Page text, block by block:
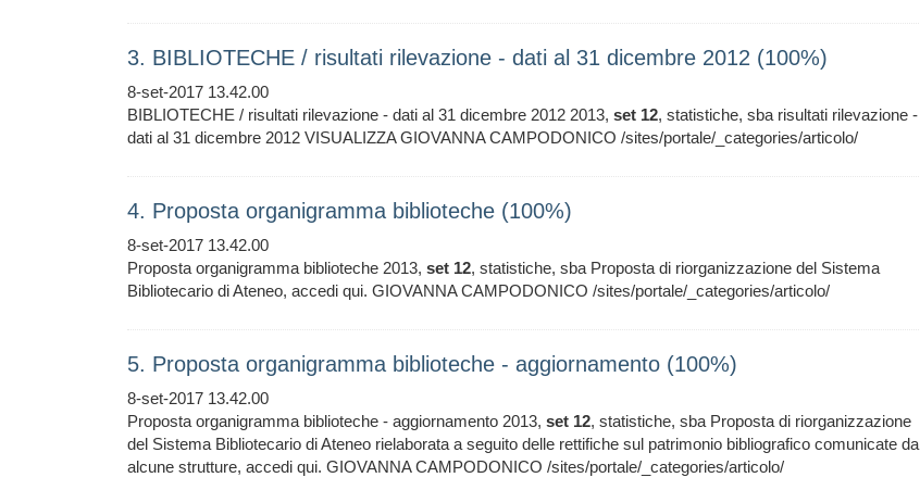
3. BIBLIOTECHE / risultati rilevazione - dati al 31 dicembre 2012 (100%)
8-set-2017 13.42.00
BIBLIOTECHE / risultati rilevazione - dati al 31 dicembre 2012 2013, set 12, statistiche, sba risultati rilevazione -
dati al 31 dicembre 2012 VISUALIZZA GIOVANNA CAMPODONICO /sites/portale/_categories/articolo/
4. Proposta organigramma biblioteche (100%)
8-set-2017 13.42.00
Proposta organigramma biblioteche 2013, set 12, statistiche, sba Proposta di riorganizzazione del Sistema
Bibliotecario di Ateneo, accedi qui. GIOVANNA CAMPODONICO /sites/portale/_categories/articolo/
5. Proposta organigramma biblioteche - aggiornamento (100%)
8-set-2017 13.42.00
Proposta organigramma biblioteche - aggiornamento 2013, set 12, statistiche, sba Proposta di riorganizzazione
del Sistema Bibliotecario di Ateneo rielaborata a seguito delle rettifiche sul patrimonio bibliografico comunicate da
alcune strutture, accedi qui. GIOVANNA CAMPODONICO /sites/portale/_categories/articolo/